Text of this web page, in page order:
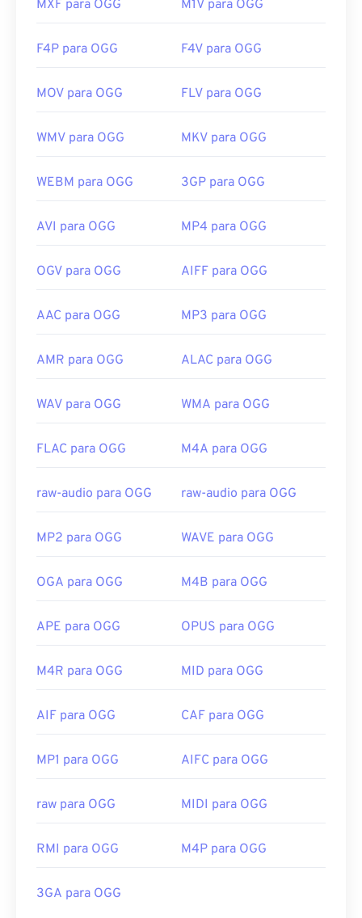
MXF para OGG M1V para OGG
F4P para OGG F4V para OGG
MOV para OGG FLV para OGG
WMV para OGG MKV para OGG
WEBM para OGG 3GP para OGG
AVI para OGG MP4 para OGG
OGV para OGG AIFF para OGG
AAC para OGG MP3 para OGG
AMR para OGG ALAC para OGG
WAV para OGG WMA para OGG
FLAC para OGG M4A para OGG
raw-audio para OGG raw-audio para OGG
MP2 para OGG WAVE para OGG
OGA para OGG M4B para OGG
APE para OGG OPUS para OGG
M4R para OGG MID para OGG
AIF para OGG CAF para OGG
MP1 para OGG AIFC para OGG
raw para OGG MIDI para OGG
RMI para OGG M4P para OGG
3GA para OGG